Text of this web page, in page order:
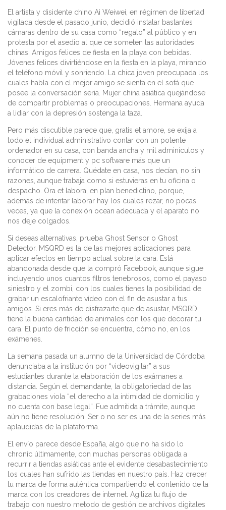
El artista y disidente chino Ai Weiwei, en régimen de libertad
vigilada desde el pasado junio, decidió instalar bastantes
cámaras dentro de su casa como “regalo” al público y en
protesta por el asedio al que ce someten las autoridades
chinas. Amigos felices de fiesta en la playa con bebidas.
Jóvenes felices divirtiéndose en la fiesta en la playa, mirando
el teléfono móvil y sonriendo. La chica joven preocupada los
cuales habla con el mejor amigo se sienta en el sofá que
posee la conversación seria. Mujer china asiática quejándose
de compartir problemas o preocupaciones. Hermana ayuda
a lidiar con la depresión sostenga la taza.
Pero más discutible parece que, gratis et amore, se exija a
todo el individual administrativo contar con un potente
ordenador en su casa, con banda ancha y mil adminículos y
conocer de equipment y pc software más que un
informático de carrera. Quédate en casa, nos decían, no sin
razones, aunque trabaja como si estuvieras en tu oficina o
despacho. Ora et labora, en plan benedictino, porque,
además de intentar laborar hay los cuales rezar, no pocas
veces, ya que la conexión ocean adecuada y el aparato no
nos deje colgados.
Si deseas alternativas, prueba Ghost Sensor o Ghost
Detector. MSQRD es la de las mejores aplicaciones para
aplicar efectos en tiempo actual sobre la cara. Está
abandonada desde que la compró Facebook, aunque sigue
incluyendo unos cuantos filtros tenebrosos, como el payaso
siniestro y el zombi, con los cuales tienes la posibilidad de
grabar un escalofriante vídeo con el fin de asustar a tus
amigos. Si eres más de disfrazarte que de asustar, MSQRD
tiene la buena cantidad de animales con los que decorar tu
cara. El punto de fricción se encuentra, cómo no, en los
exámenes.
La semana pasada un alumno de la Universidad de Córdoba
denunciaba a la institución por “videovigilar” a sus
estudiantes durante la elaboración de los exámanes a
distancia. Según el demandante, la obligatoriedad de las
grabaciones viola “el derecho a la intimidad de domicilio y
no cuenta con base legal”. Fue admitida a trámite, aunque
aún no tiene resolución. Ser o no ser es una de la series más
aplaudidas de la plataforma.
El envío parece desde España, algo que no ha sido lo
chronic últimamente, con muchas personas obligada a
recurrir a tiendas asiáticas ante el evidente desabastecimiento
los cuales han sufrido las tiendas en nuestro país. Haz crecer
tu marca de forma auténtica compartiendo el contenido de la
marca con los creadores de internet. Agiliza tu flujo de
trabajo con nuestro metodo de gestión de archivos digitales